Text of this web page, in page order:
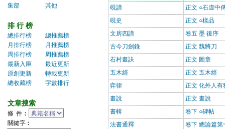
集部
其他
排 行 榜
總排行榜
總推薦榜
月排行榜
月推薦榜
周排行榜
周推薦榜
最新入庫
最近更新
原創更新
轉載更新
總收藏榜
字數排行
文章搜索
條 件︰
關鍵字︰
硯譜
正文 ○石虛中
硯史
正文 ○樣品
文房四譜
卷五 墨 後序
古今刀劍錄
正文 魏將刀
石村畫訣
正文 圖章
五木經
正文 五木經
弈律
正文 化外人有
畫說
正文 畫說
書輯
卷下 ○碑帖
法書通釋
卷下 總論篇第